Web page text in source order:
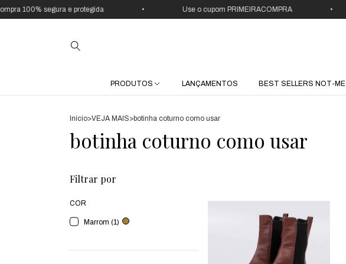
100% segura e protegida Use o cupom PRIMEIRACOMPRA
PRODUTOS LANÇAMENTOS BEST SELLERS NOT-ME
Início>VEJA MAIS>botinha coturno como usar
botinha coturno como usar
Filtrar por
COR
Marrom (1)